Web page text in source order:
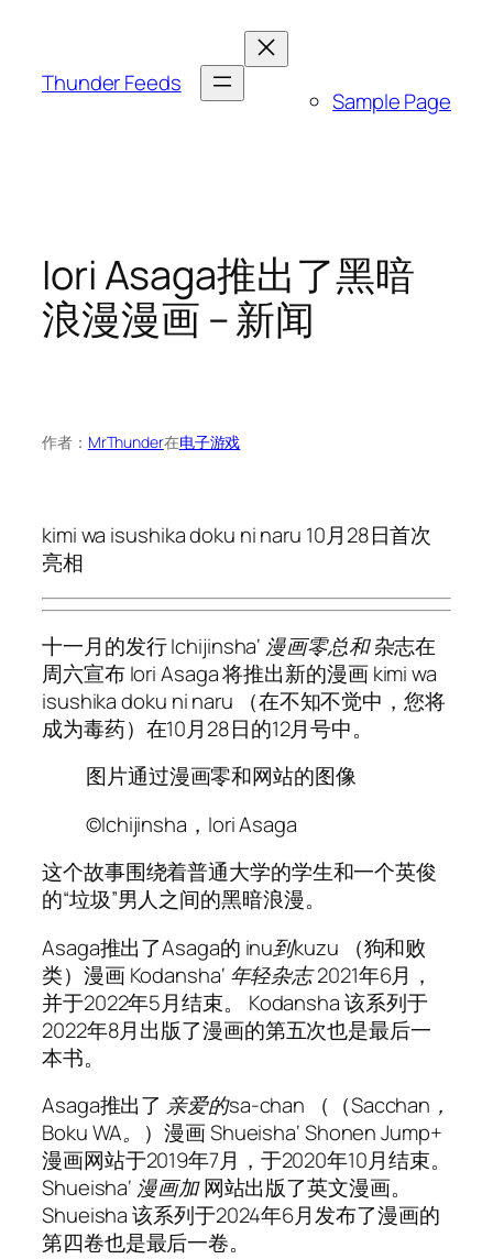
Thunder Feeds
Sample Page
Iori Asaga推出了黑暗
浪漫漫画 – 新闻
作者： MrThunder在电子游戏
kimi wa isushika doku ni naru 10月28日首次
亮相
十一月的发行Ichijinsha‘ 漫画零总和杂志在
周六宣布Iori Asaga将推出新的漫画kimi wa
isushika doku ni naru （在不知不觉中，您将
成为毒药）在10月28日的12月号中。
图片通过漫画零和网站的图像
©Ichijinsha，Iori Asaga
这个故事围绕着普通大学的学生和一个英俊
的“垃圾”男人之间的黑暗浪漫。
Asaga推出了Asaga的 inu到kuzu （狗和败
类）漫画Kodansha‘ 年轻杂志2021年6月，
并于2022年5月结束。 Kodansha该系列于
2022年8月出版了漫画的第五次也是最后一
本书。
Asaga推出了亲爱的sa-chan （（Sacchan，
Boku WA。
）漫画Shueisha‘Shonen Jump+
漫画网站于2019年7月，于2020年10月结束。
Shueisha‘ 漫画加网站出版了英文漫画。
Shueisha该系列于2024年6月发布了漫画的
第四卷也是最后一卷。